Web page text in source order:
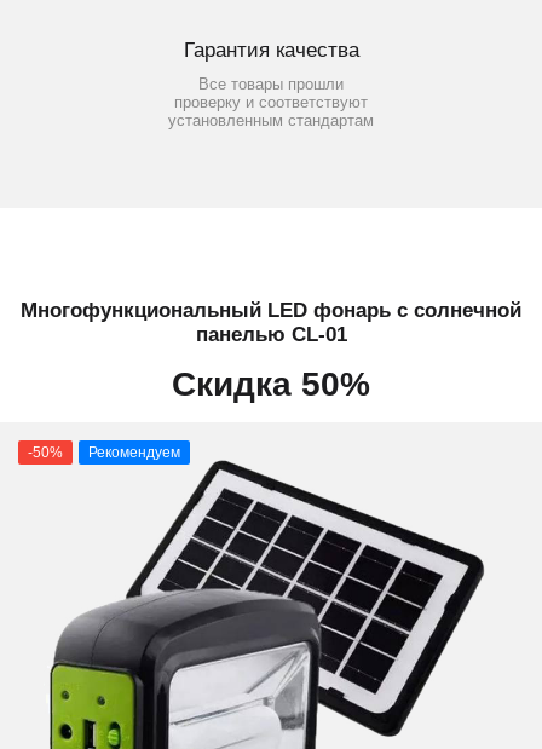
Гарантия качества
Все товары прошли
проверку и соответствуют
установленным стандартам
Многофункциональный LED фонарь с солнечной
панелью CL-01
Скидка 50%
-50% Рекомендуем